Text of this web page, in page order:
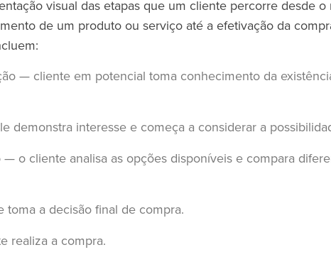
visual das etapas que um cliente percorre desde
de um produto ou serviço até a efetivação da
— cliente em potencial toma conhecimento da
demonstra interesse e começa a considerar a
— o cliente analisa as opções disponíveis e compara
toma a decisão final de compra.
realiza a compra.